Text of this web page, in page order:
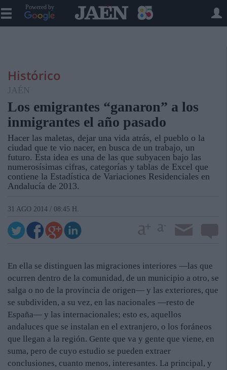
Powered by
Histórico
JAÉN
Los emigrantes “ganaron” a los
inmigrantes el año pasado
Hacer las maletas, dejar una vida atrás, el pueblo o la
ciudad que te vio nacer, en busca de un trabajo, un
futuro. Esta idea es una de las que subyacen bajo las
numerosísimas cifras, categorías y tablas de Excel que
contiene la Estadística de Variaciones Residenciales en
Andalucía de 2013.
31 AGO 2014 / 08:45 H.
En ella se distinguen las migraciones interiores —las que
ocurren dentro de la comunidad, de un municipio a otro, se
salga o no de la provincia de origen— y las exteriores, que
se subdividen, a su vez, en las nacionales —resto de
España— y las internacionales; esto es, aquellos
andaluces que se instalan en el extranjero, o los foráneos
que llegan a la región. Gente que va y gente que viene, en
suma, pero de cuyo estudio se pueden extraer
conclusiones, cuanto menos, interesantes. La principal, y